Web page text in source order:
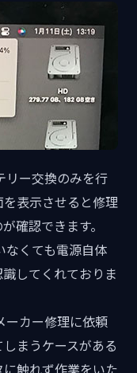
ー交換のみを行
表示させると修理
確認できます。
なくても電源自体
してくれておりま
ーカー修理に依頼
まうケースがある
触れず作業をいた